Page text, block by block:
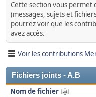
Cette section vous permet
(messages, sujets et
pourrez voir que les
avez accès.
Voir les contributions
Fichiers joints - A.B
Nom de fichier